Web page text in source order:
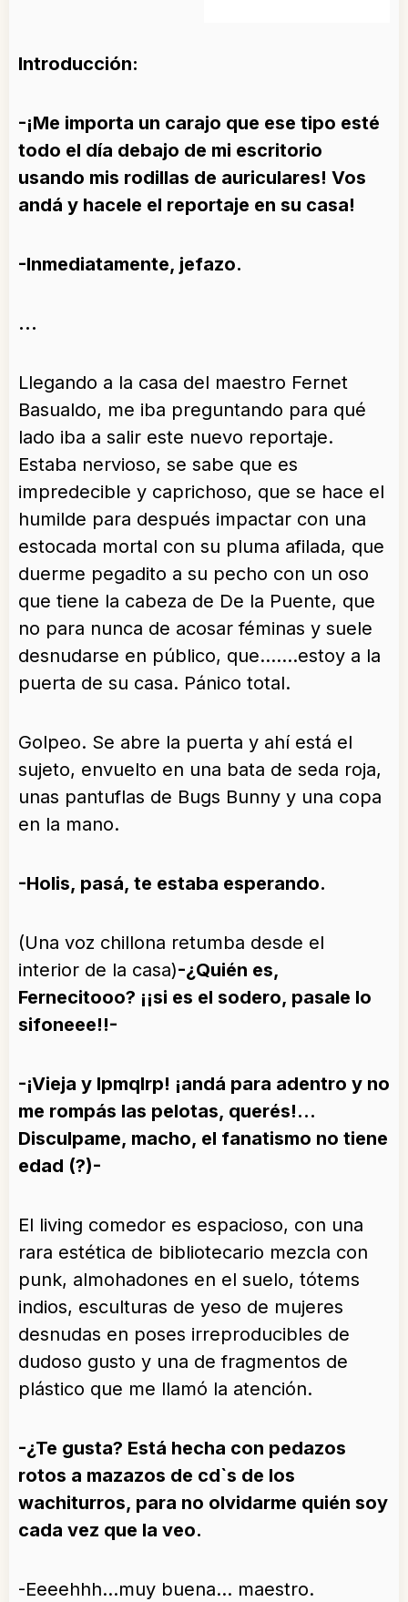
Introducción:
-¡Me importa un carajo que ese tipo esté
todo el día debajo de mi escritorio
usando mis rodillas de auriculares! Vos
andá y hacele el reportaje en su casa!
-Inmediatamente, jefazo.
…
Llegando a la casa del maestro Fernet
Basualdo, me iba preguntando para qué
lado iba a salir este nuevo reportaje.
Estaba nervioso, se sabe que es
impredecible y caprichoso, que se hace el
humilde para después impactar con una
estocada mortal con su pluma afilada, que
duerme pegadito a su pecho con un oso
que tiene la cabeza de De la Puente, que
no para nunca de acosar féminas y suele
desnudarse en público, que….…estoy a la
puerta de su casa. Pánico total.
Golpeo. Se abre la puerta y ahí está el
sujeto, envuelto en una bata de seda roja,
unas pantuflas de Bugs Bunny y una copa
en la mano.
-Holis, pasá, te estaba esperando.
(Una voz chillona retumba desde el
interior de la casa)-¿Quién es,
Fernecitooo? ¡¡si es el sodero, pasale lo
sifoneee!!-
-¡Vieja y lpmqlrp! ¡andá para adentro y no
me rompás las pelotas, querés!…
Disculpame, macho, el fanatismo no tiene
edad (?)-
El living comedor es espacioso, con una
rara estética de bibliotecario mezcla con
punk, almohadones en el suelo, tótems
indios, esculturas de yeso de mujeres
desnudas en poses irreproducibles de
dudoso gusto y una de fragmentos de
plástico que me llamó la atención.
-¿Te gusta? Está hecha con pedazos
rotos a mazazos de cd`s de los
wachiturros, para no olvidarme quién soy
cada vez que la veo.
-Eeeehhh…muy buena… maestro.